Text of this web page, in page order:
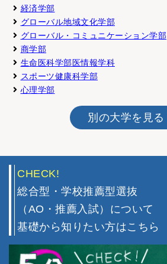
経済学部
グローバル地域文化学部
グローバル・コミュニケーション学部
商学部
生命医科学部医情報学科
スポーツ健康科学部
心理学部
別の大学を見る
CHECK!
総合型・学校推薦型選抜
（AO・推薦入試）について
基礎から知りたい方はこちら